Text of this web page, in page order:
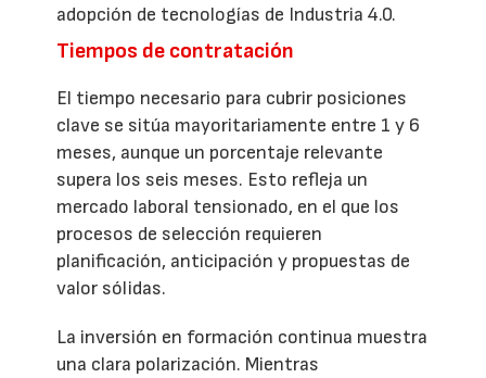
adopción de tecnologías de Industria 4.0.
Tiempos de contratación
El tiempo necesario para cubrir posiciones
clave se sitúa mayoritariamente entre 1 y 6
meses, aunque un porcentaje relevante
supera los seis meses. Esto refleja un
mercado laboral tensionado, en el que los
procesos de selección requieren
planificación, anticipación y propuestas de
valor sólidas.
La inversión en formación continua muestra
una clara polarización. Mientras